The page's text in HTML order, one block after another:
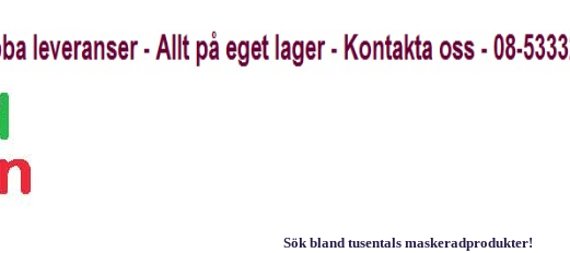
Sök bland tusentals maskeradprodukter!